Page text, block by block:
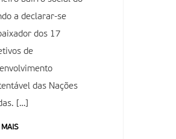
a declarar-se
dos 17
de
das Nações
[…]
MAIS